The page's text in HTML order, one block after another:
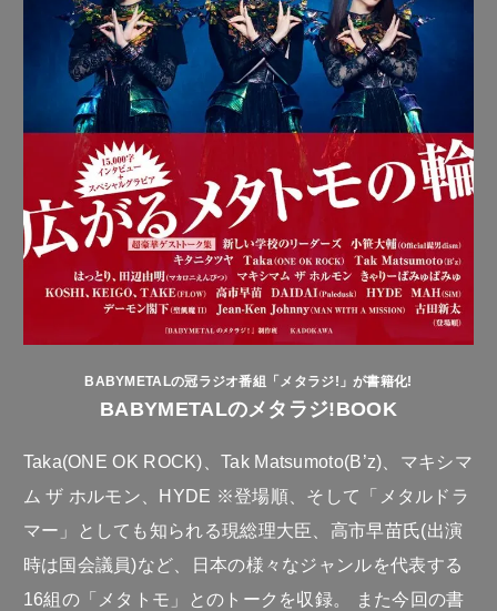
BABYMETALの冠ラジオ番組「メタラジ!」が書籍化!
BABYMETALのメタラジ!BOOK
Taka(ONE OK ROCK)、Tak Matsumoto(B’z)、マキシマ
ム ザ ホルモン、HYDE ※登場順、そして「メタルドラ
マー」としても知られる現総理大臣、高市早苗氏(出演
時は国会議員)など、日本の様々なジャンルを代表する
16組の「メタトモ」とのトークを収録。 また今回の書